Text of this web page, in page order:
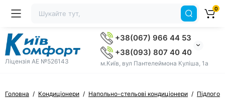
Ліцензія AE №526143
+38(067) 966 44 53
+38(093) 807 40 40
м.Київ, вул Пантелеймона Куліша, 1а
0
Головна Кондиціонери Напольно-стельові кондиціонери